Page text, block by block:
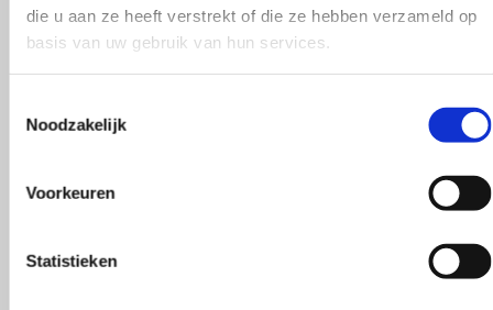
die u aan ze heeft verstrekt of die ze hebben verzameld op
basis van uw gebruik van hun services.
Noodzakelijk
Voorkeuren
Statistieken
aanrader! Supergoede en
goed advies.
Vlotte ontvangst
klopte heel blij na
Rieneke, ze heeft
gegeven een erg